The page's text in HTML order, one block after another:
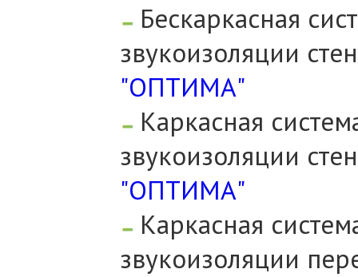
Бескаркасная
звукоизоляции
"ОПТИМА"
Каркасная
звукоизоляции
"ОПТИМА"
Каркасная
звукоизоляции